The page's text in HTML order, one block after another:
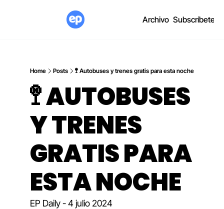
Archivo Subscríbete
Home Posts 🚏 Autobuses y trenes gratis para esta noche
🚏 AUTOBUSES
Y TRENES
GRATIS PARA
ESTA NOCHE
EP Daily - 4 julio 2024